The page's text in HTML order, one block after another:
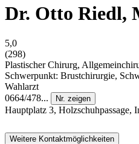
Dr. Otto Riedl,
5,0
(298)
Plastischer Chirurg,
Schwerpunkt: Brustchirurgie,
Wahlarzt
0664/478...
Nr. zeigen
Hauptplatz 3, Holzschuhpassage,
Weitere Kontaktmöglichkeiten